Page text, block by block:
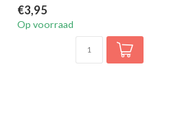
€3,95
Op voorraad